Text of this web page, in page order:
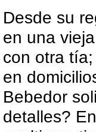
Desde su
en una
con otra
en
Bebedor
detalles?